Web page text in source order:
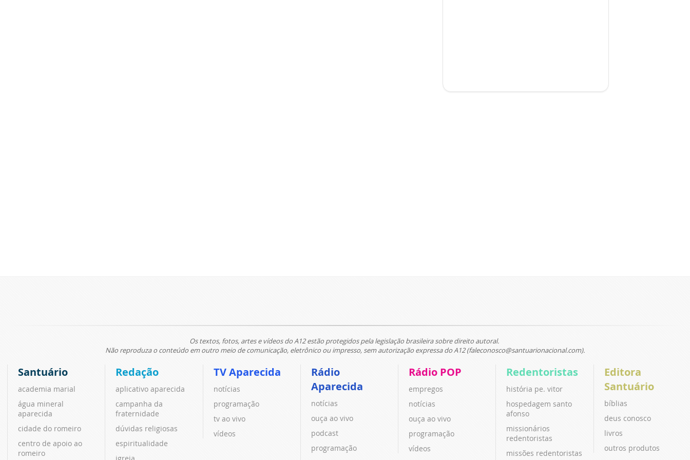
Os textos, fotos, artes e vídeos do A12 estão protegidos pela legislação brasileira sobre direito autoral.
Não reproduza o conteúdo em outro meio de comunicação, eletrônico ou impresso, sem autorização expressa do A12 (faleconosco@santuarionacional.com).
Santuário
academia marial
água mineral
aparecida
cidade do romeiro
centro de apoio ao
romeiro
Redação
aplicativo aparecida
campanha da
fraternidade
dúvidas religiosas
espiritualidade
igreja
TV Aparecida
notícias
programação
tv ao vivo
vídeos
Rádio
Aparecida
notícias
ouça ao vivo
podcast
programação
Rádio POP
empregos
notícias
ouça ao vivo
programação
vídeos
Redentoristas
história pe. vitor
hospedagem santo
afonso
missionários
redentoristas
missões redentoristas
Editora
Santuário
bíblias
deus conosco
livros
outros produtos